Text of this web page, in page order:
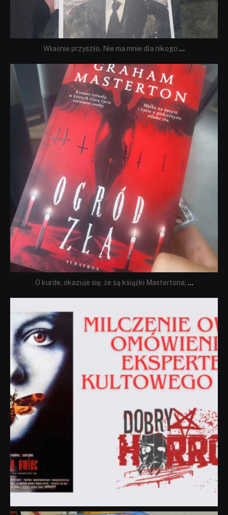
Właśnie przyszło. Nie ma mnie dla nikogo ...
dobryhorror
Sie 23
O kurde, okazuje się, że są książki Mastertona, ...